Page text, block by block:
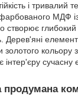
і тривалий
МДФ
глибокий
Дерев'яні
кольору
сучасну
продумана